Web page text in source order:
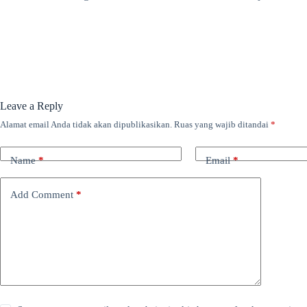
Leave a Reply
Alamat email Anda tidak akan dipublikasikan. Ruas yang wajib ditandai *
Name* Email*
Add Comment *